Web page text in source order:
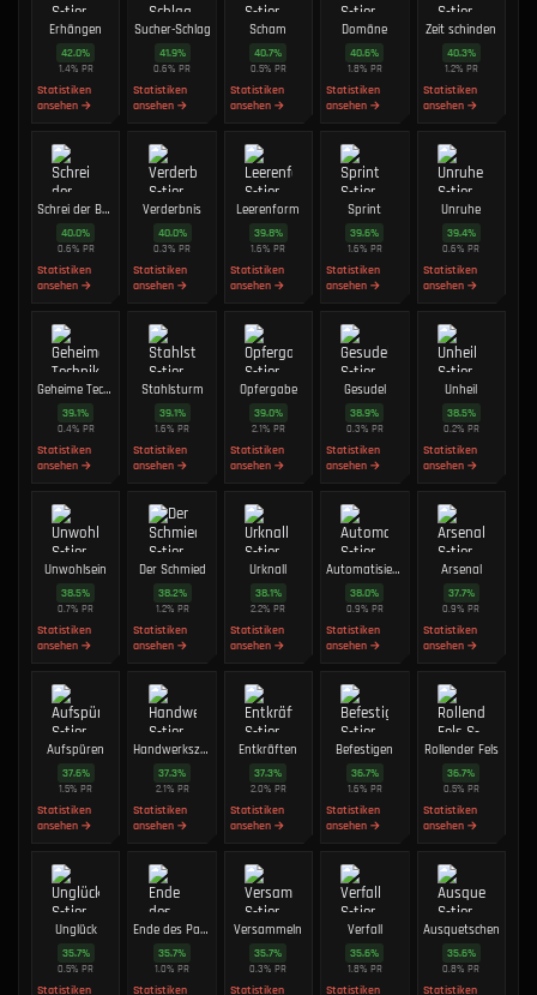
Erhängen
42.0%
1.4% PR
Statistiken
ansehen →
Sucher-Schlag
41.9%
0.6%PR
Statistiken
ansehen →
Scham
40.7%
0.5% PR
Statistiken
ansehen →
Domäne
40.6%
1.8% PR
Statistiken
ansehen →
Zeit schinden
40.3%
1.2% PR
Statistiken
ansehen →
Schrei der Banshee
40.0%
0.6% PR
Statistiken
ansehen →
Verderbnis
40.0%
0.3%PR
Statistiken
ansehen →
Leerenform
39.8%
1.6%PR
Statistiken
ansehen →
Sprint
39.6%
1.6% PR
Statistiken
ansehen →
Unruhe
39.4%
0.6%PR
Statistiken
ansehen →
Geheime Technik
39.1%
0.4% PR
Statistiken
ansehen →
Stahlsturm
39.1%
1.6%PR
Statistiken
ansehen →
Opfergabe
39.0%
2.1% PR
Statistiken
ansehen →
Gesudel
38.9%
0.3% PR
Statistiken
ansehen →
Unheil
38.5%
0.2% PR
Statistiken
ansehen →
Unwohlsein
38.5%
0.7%PR
Statistiken
ansehen →
Der Schmied
38.2%
1.2% PR
Statistiken
ansehen →
Urknall
38.1%
2.2%PR
Statistiken
ansehen →
Automatisierung
38.0%
0.9% PR
Statistiken
ansehen →
Arsenal
37.7%
0.9%PR
Statistiken
ansehen →
Aufspüren
37.6%
1.5%PR
Statistiken
ansehen →
Handwerkszeug
37.3%
2.1% PR
Statistiken
ansehen →
Entkräften
37.3%
2.0% PR
Statistiken
ansehen →
Befestigen
36.7%
1.6% PR
Statistiken
ansehen →
Rollender Fels
36.7%
0.5% PR
Statistiken
ansehen →
Unglück
35.7%
0.5%PR
Statistiken
Ende des Paktes
35.7%
1.0%PR
Statistiken
Versammeln
35.7%
0.3%PR
Statistiken
Verfall
35.6%
1.8% PR
Statistiken
Ausquetschen
35.6%
0.8%PR
Statistiken